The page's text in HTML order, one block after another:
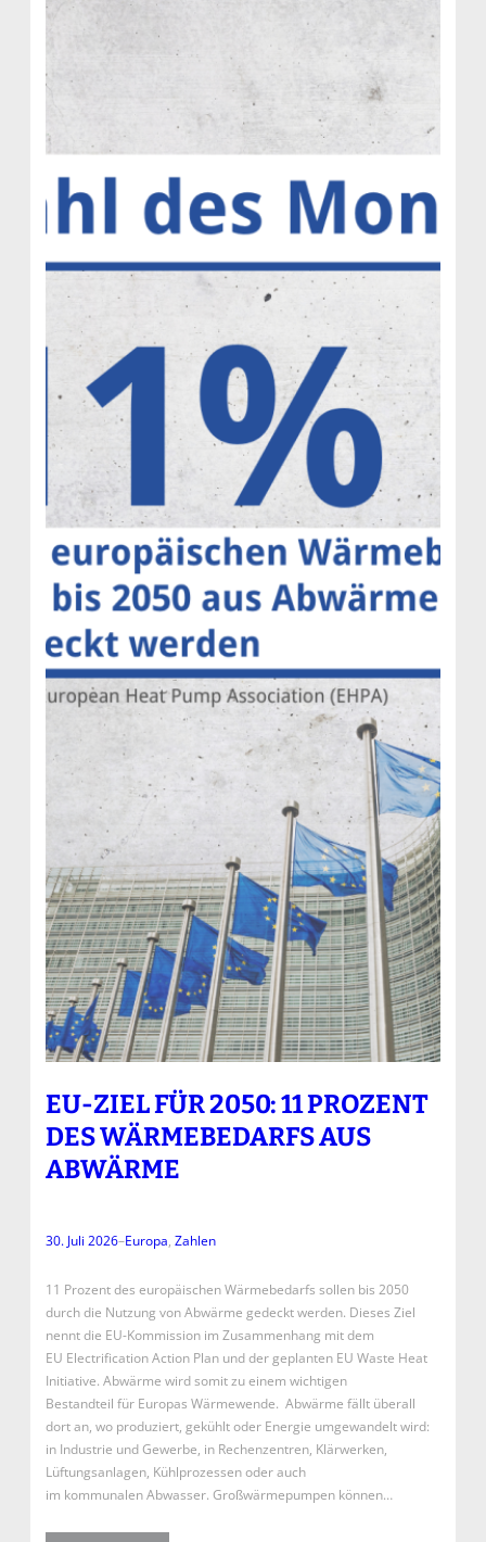
EU-ZIEL FÜR 2050: 11 PROZENT
DES WÄRMEBEDARFS AUS
ABWÄRME
30. Juli 2026–Europa, Zahlen
11 Prozent des europäischen Wärmebedarfs sollen bis 2050
durch die Nutzung von Abwärme gedeckt werden. Dieses Ziel
nennt die EU-Kommission im Zusammenhang mit dem
EU Electrification Action Plan und der geplanten EU Waste Heat
Initiative. Abwärme wird somit zu einem wichtigen
Bestandteil für Europas Wärmewende. Abwärme fällt überall
dort an, wo produziert, gekühlt oder Energie umgewandelt wird:
in Industrie und Gewerbe, in Rechenzentren, Klärwerken,
Lüftungsanlagen, Kühlprozessen oder auch
im kommunalen Abwasser. Großwärmepumpen können…